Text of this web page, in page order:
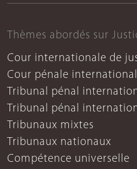
Thèmes abordés sur
Cour internationale de
Cour pénale
Tribunal pénal
Tribunal pénal
Tribunaux mixtes
Tribunaux nationaux
Compétence universelle